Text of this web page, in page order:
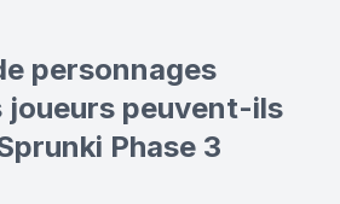
personnages
joueurs peuvent-ils
Phase 3